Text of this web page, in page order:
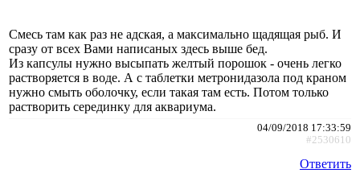
Смесь там как раз не адская, а максимально щадящая рыб. И
сразу от всех Вами написаных здесь выше бед.
Из капсулы нужно высыпать желтый порошок - очень легко
растворяется в воде. А с таблетки метронидазола под краном
нужно смыть оболочку, если такая там есть. Потом только
растворить серединку для аквариума.
04/09/2018 17:33:59
#2530610
Ответить